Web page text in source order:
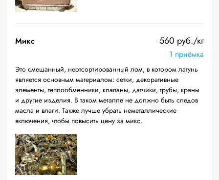
Микс 560 руб./кг
1 приёмка
Это смешанный, неотсортированный лом, в котором латунь
является основным материалом: сетки, декоративные
элементы, теплообменники, клапаны, датчики, трубы, краны
и другие изделия. В таком металле не должно быть следов
масла и влаги. Также лучше убрать неметаллические
включения, чтобы повысить цену за микс.